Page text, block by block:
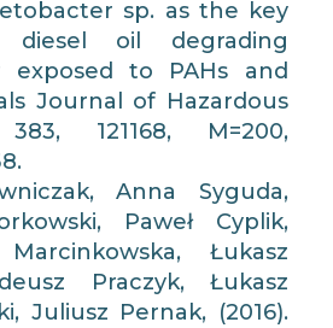
sp. as the key
oil degrading
exposed to PAHs and
Journal of Hazardous
383, 121168, M=200,
Anna Syguda,
Paweł Cyplik,
Łukasz
Praczyk, Łukasz
Juliusz Pernak, (2016).